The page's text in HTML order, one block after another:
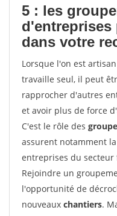
5 : les
d'entreprises
dans votre
Lorsque l'on est
travaille seul, il peut
rapprocher d'autres
et avoir plus de force
C'est le rôle des
assurent notamment
entreprises du secteur
Rejoindre un
l'opportunité de
nouveaux chantiers.